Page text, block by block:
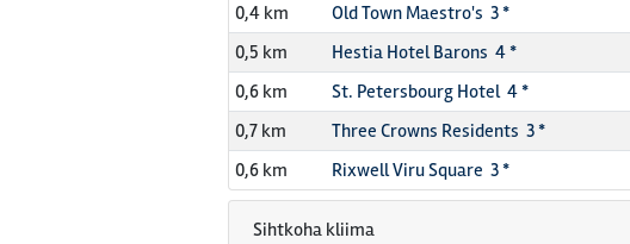
0,4 km
Old Town Maestro's 3 *
0,5 km
Hestia Hotel Barons 4 *
0,6 km
St. Petersbourg Hotel 4 *
0,7 km
Three Crowns Residents 3 *
0,6 km
Rixwell Viru Square 3 *
Sihtkoha kliima